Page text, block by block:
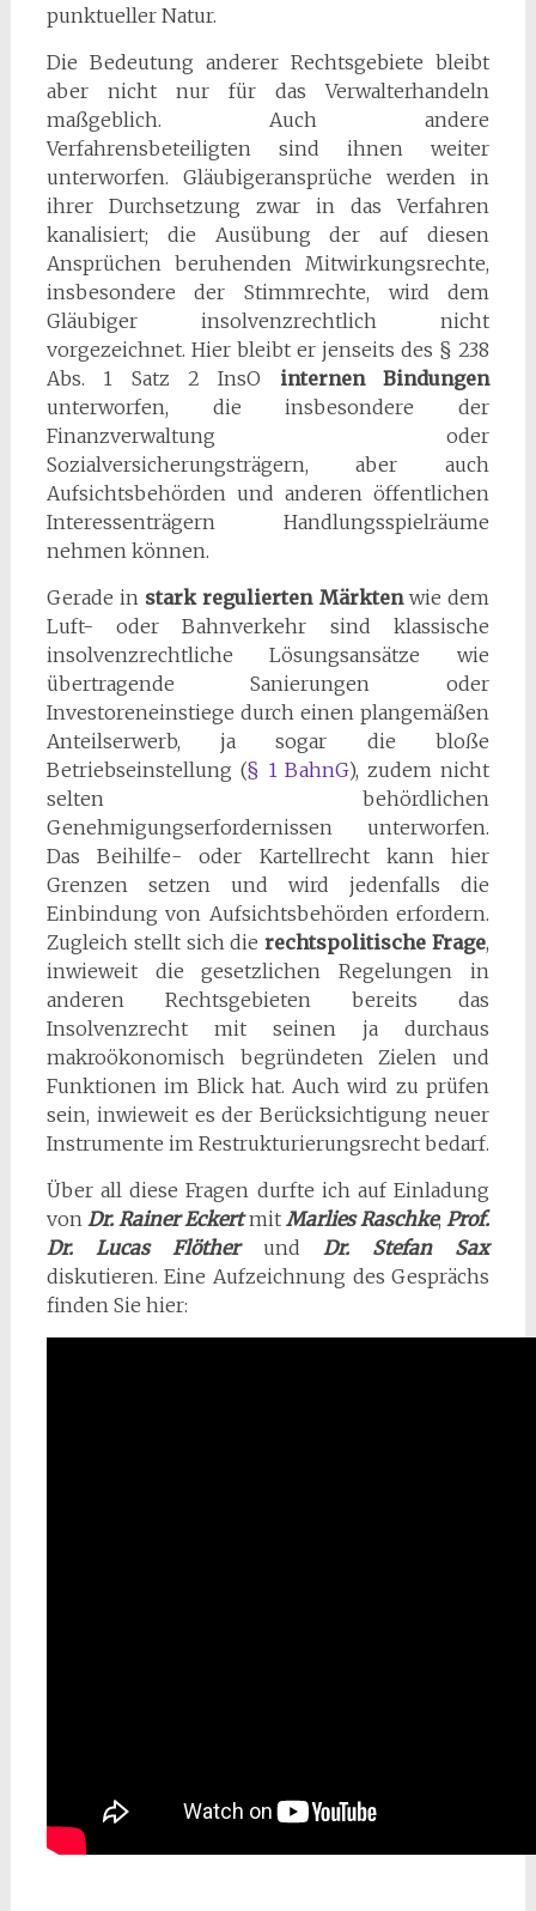
punktueller Natur.
Die Bedeutung anderer Rechtsgebiete bleibt
aber nicht nur für das Verwalterhandeln
maßgeblich. Auch andere
Verfahrensbeteiligten sind ihnen weiter
unterworfen. Gläubigeransprüche werden in
ihrer Durchsetzung zwar in das Verfahren
kanalisiert; die Ausübung der auf diesen
Ansprüchen beruhenden Mitwirkungsrechte,
insbesondere der Stimmrechte, wird dem
Gläubiger insolvenzrechtlich nicht
vorgezeichnet. Hier bleibt er jenseits des § 238
Abs. 1 Satz 2 InsO internen Bindungen
unterworfen, die insbesondere der
Finanzverwaltung oder
Sozialversicherungsträgern, aber auch
Aufsichtsbehörden und anderen öffentlichen
Interessenträgern Handlungsspielräume
nehmen können.
Gerade in stark regulierten Märktenwie dem
Luft- oder Bahnverkehr sind klassische
insolvenzrechtliche Lösungsansätze wie
übertragende Sanierungen oder
Investoreneinstiege durch einen plangemäßen
Anteilserwerb, ja sogar die bloße
Betriebseinstellung (§ 1 BahnG), zudem nicht
selten behördlichen
Genehmigungserfordernissen unterworfen.
Das Beihilfe- oder Kartellrecht kann hier
Grenzen setzen und wird jedenfalls die
Einbindung von Aufsichtsbehörden erfordern.
Zugleich stellt sich dierechtspolitische Frage,
inwieweit die gesetzlichen Regelungen in
anderen Rechtsgebieten bereits das
Insolvenzrecht mit seinen ja durchaus
makroökonomisch begründeten Zielen und
Funktionen im Blick hat. Auch wird zu prüfen
sein, inwieweit es der Berücksichtigung neuer
Instrumente im Restrukturierungsrecht bedarf.
Über all diese Fragen durfte ich auf Einladung
vonDr. Rainer Eckertmit Marlies Raschke,Prof.
Dr. Lucas Flöther
und Dr. Stefan Sax
diskutieren. Eine Aufzeichnung des Gesprächs
finden Sie hier: